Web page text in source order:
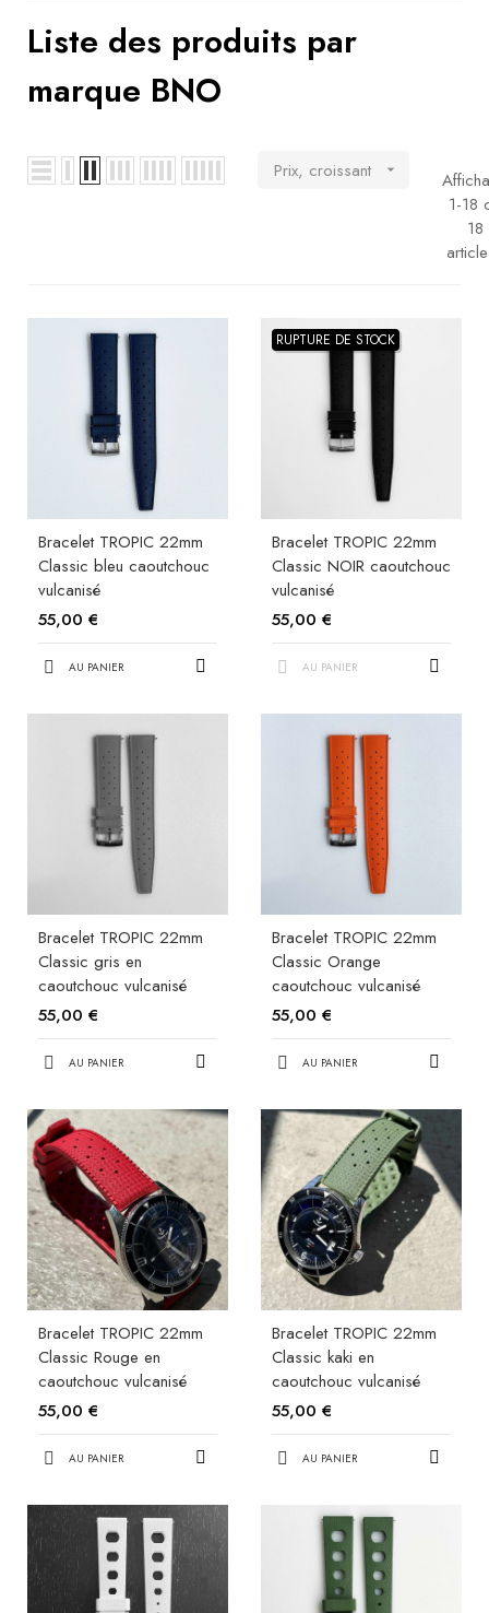
Liste des produits par
marque BNO
Prix, croissant 
1-18
18
Bracelet TROPIC 22mm
Classic bleu caoutchouc
vulcanisé
55,00 €
AU PANIER
RUPTURE DE STOCK
Bracelet TROPIC 22mm
Classic NOIR caoutchouc
vulcanisé
55,00 €
AU PANIER
Bracelet TROPIC 22mm
Classic gris en
caoutchouc vulcanisé
55,00 €
AU PANIER
Bracelet TROPIC 22mm
Classic Orange
caoutchouc vulcanisé
55,00 €
AU PANIER
Bracelet TROPIC 22mm
Classic Rouge en
caoutchouc vulcanisé
55,00 €
AU PANIER
Bracelet TROPIC 22mm
Classic kaki en
caoutchouc vulcanisé
55,00 €
AU PANIER